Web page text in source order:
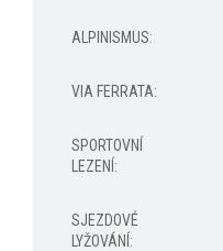
ALPINISMUS:
VIA FERRATA:
SPORTOVNÍ
LEZENÍ :
SJEZDOVÉ
LYŽOVÁNÍ :